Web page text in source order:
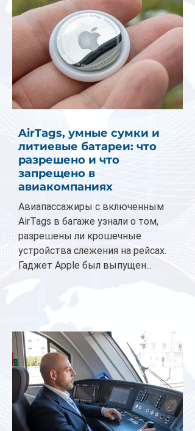
AirTags, умные сумки и
литиевые батареи: что
разрешено и что
запрещено в
авиакомпаниях
Авиапассажиры с включенным
AirTags в багаже узнали о том,
разрешены ли крошечные
устройства слежения на рейсах.
Гаджет Apple был выпущен...